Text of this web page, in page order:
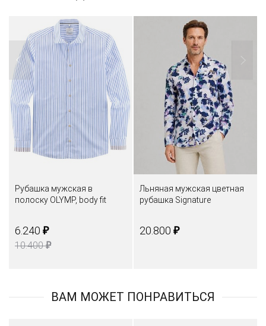
Рубашка мужская в
полоску OLYMP, body fit
6.240 ₽
10.400₽
Льняная мужская цветная
рубашка Signature
20.800 ₽
ВАМ МОЖЕТ ПОНРАВИТЬСЯ